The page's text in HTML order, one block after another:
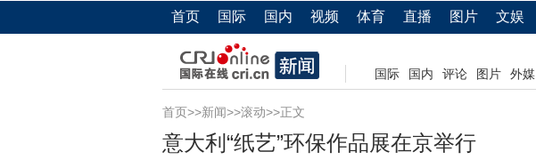
首页 国际 国内 视频 体育 直播 图片 文娱
国际 国内 评论 图片 外媒
首页>>新闻>>滚动>>正文
意大利“纸艺”环保作品展在京举行